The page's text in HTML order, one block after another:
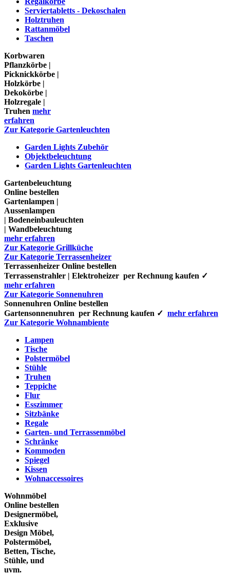
Serviertabletts - Dekoschalen
Holztruhen
Rattanmöbel
Taschen
Korbwaren
Pflanzkörbe |
Picknickkörbe |
Holzkörbe |
Dekokörbe |
Holzregale |
Truhen mehr
erfahren
Zur Kategorie Gartenleuchten
Garden Lights Zubehör
Objektbeleuchtung
Garden Lights Gartenleuchten
Gartenbeleuchtung
Online bestellen
Gartenlampen |
Aussenlampen
| Bodeneinbauleuchten
| Wandbeleuchtung
mehr erfahren
Zur Kategorie Grillküche
Zur Kategorie Terrassenheizer
Terrassenheizer Online bestellen
Terrassenstrahler | Elektroheizer per Rechnung kaufen ✓
mehr erfahren
Zur Kategorie Sonnenuhren
Sonnenuhren Online bestellen
Gartensonnenuhren per Rechnung kaufen ✓ mehr erfahren
Zur Kategorie Wohnambiente
Lampen
Tische
Polstermöbel
Stühle
Truhen
Teppiche
Flur
Esszimmer
Sitzbänke
Regale
Garten- und Terrassenmöbel
Schränke
Kommoden
Spiegel
Kissen
Wohnaccessoires
Wohnmöbel
Online bestellen
Designermöbel,
Exklusive
Design Möbel,
Polstermöbel,
Betten, Tische,
Stühle, und
uvm.